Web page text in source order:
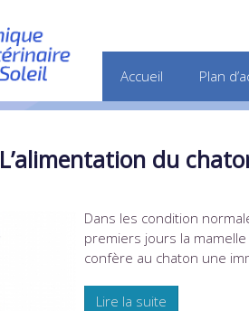
Accueil Plan
L’alimentation du
Dans les condition
premiers jours la
confère au chaton une
Lire la suite